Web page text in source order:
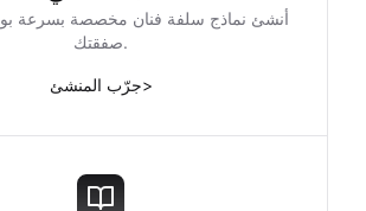
أنشئ نماذج سلفة فنان مخصصة بسرعة
صفقتك.
جرّب المنشئ>